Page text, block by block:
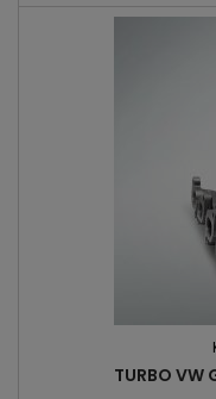
TURBO VW